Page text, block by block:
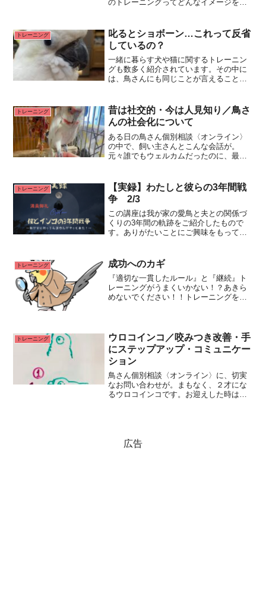
のトレーニングってどんなイメージをお
以前の私はトレーニングって輪投げした
り物をもってきてくれたRead More...
トレーニング
叱るとショボーン…これって反省
しているの？
一緒に暮らす犬や猫に関するトレーニン
グも数多く紹介されています。その中に
は、鳥さんにも同じことが言えることも
もご紹介させていただきます。「愛犬を
叱るとショボーン・・・こRead More...
トレーニング
昔は社交的・今は人見知り／鳥さ
んの社会化について
ある日の鳥さん個別相談〈オンライン〉
の中で、飼い主さんとこんな会話が。
元々誰でもウェルカムだったのに、最近
に。なぜでしょう？この内容をTwitterで
ツイートした時にいRead More...
トレーニング
【実録】わたしと彼らの3年間戦
争 2/3
この講座は我が家の愛鳥と夫との関係づ
くりの3年間の軌跡をご紹介したもので
す。ありがたいことにご興味をもってく
た！※2023年11月12日開催の講座と同じ
内容でRead More...
トレーニング 成功へのカギ
『適切な一貫したルール』と『継続』ト
レーニングがうまくいかない！？あきら
めないでください！​！​トレーニングを１
えるかもしれませんRead More...
トレーニング
ウロコインコ／咬みつき改善・手
にステップアップ・コミュニケー
ション
鳥さん個別相談〈オンライン〉に、切実
なお問い合わせが。まもなく、２才にな
るウロコインコです。お迎えした時は、
広告